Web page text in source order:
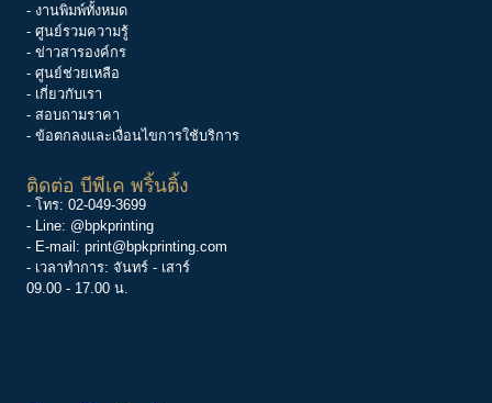
- งานพิมพ์ทั้งหมด
- ศูนย์รวมความรู้
- ข่าวสารองค์กร
- ศูนย์ช่วยเหลือ
- เกี่ยวกับเรา
- สอบถามราคา
- ข้อตกลงและเงื่อนไขการใช้บริการ
ติดต่อ บีพีเค พริ้นติ้ง
- โทร: 02-049-3699
- Line: @bpkprinting
- E-mail: print@bpkprinting.com
- เวลาทำการ: จันทร์ - เสาร์
09.00 - 17.00 น.